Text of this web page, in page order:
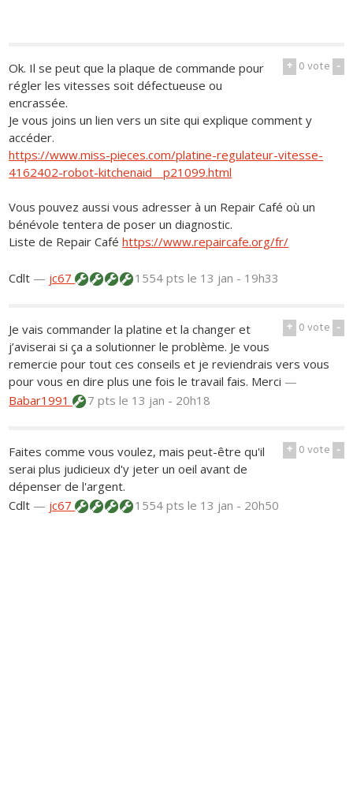
+ 0vote -
Ok. Il se peut que la plaque de commande pour
régler les vitesses soit défectueuse ou
encrassée.
Je vous joins un lien vers un site qui explique comment y
accéder.
https://www.miss-pieces.com/platine-regulateur-vitesse-
4162402-robot-kitchenaid__p21099.html
Vous pouvez aussi vous adresser à un Repair Café où un
bénévole tentera de poser un diagnostic.
Liste de Repair Caféhttps://www.repaircafe.org/fr/
Cdlt — jc67 1554 ptsle 13 jan - 19h33
+ 0vote -
Je vais commander la platine et la changer et
j’aviserai si ça a solutionner le problème. Je vous
remercie pour tout ces conseils et je reviendrais vers vous
pour vous en dire plus une fois le travail fais. Merci —
Babar1991
7 ptsle 13 jan - 20h18
+ 0vote -
Faites comme vous voulez, mais peut-être qu'il
serai plus judicieux d'y jeter un oeil avant de
dépenser de l'argent.
Cdlt — jc67 1554 ptsle 13 jan - 20h50